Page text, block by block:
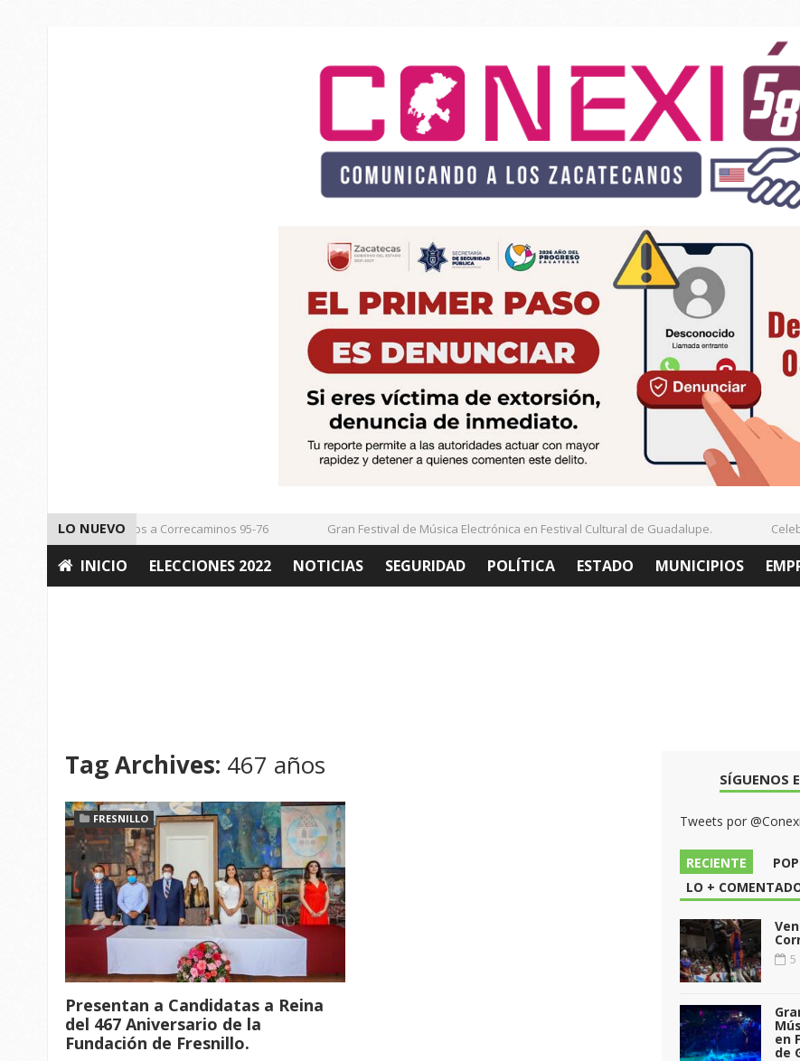
LO NUEVO
Vencen los Mineros a Correcaminos 95-76 Gran Festival de Música Electrónica en Festival Cultural de Guadalupe.
INICIO ELECCIONES 2022 NOTICIAS SEGURIDAD POLÍTICA ESTADO MUNICIPIOS
Tag Archives: 467 años
FRESNILLO
Presentan a Candidatas a Reina
del 467 Aniversario de la
Fundación de Fresnillo.
SÍGUENOS
Tweets por
RECIENTE
LO +
5
en
de